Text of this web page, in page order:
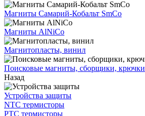
Магниты Самарий-Кобальт SmCo
Магниты AlNiCo
Магнитопласты, винил
Поисковые магниты, сборщики, крючки
Назад
Устройства защиты
NTC термисторы
PTC термисторы